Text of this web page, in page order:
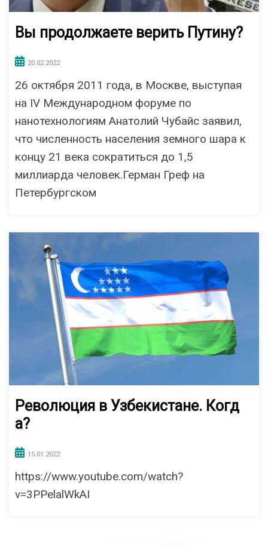
Вы продолжаете верить Путину?
20.02.2022
26 октября 2011 года, в Москве, выступая
на IV Международном форуме по
нанотехнологиям Анатолий Чубайс заявил,
что численность населения земного шара к
концу 21 века сократиться до 1,5
миллиарда человек.Герман Греф на
Петербургском
Революция в Узбекистане. Когд
а?
15.01.2022
https://www.youtube.com/watch?
v=3PPelalWkAI